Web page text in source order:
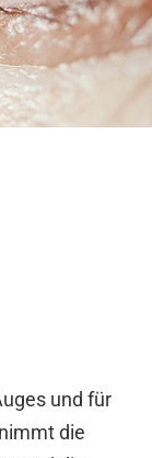
und für
die